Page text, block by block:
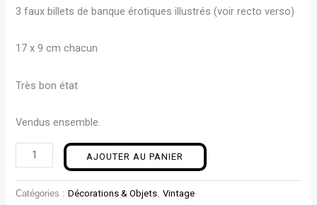
3 faux billets de banque érotiques illustrés (voir recto verso)
17 x 9 cm chacun
Très bon état
Vendus ensemble.
AJOUTER AU PANIER
Catégories :Décorations & Objets,Vintage